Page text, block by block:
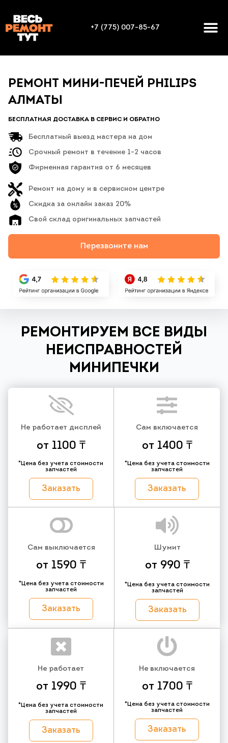
+7 (775) 007-85-67
РЕМОНТ МИНИ-ПЕЧЕЙ PHILIPS
АЛМАТЫ
БЕСПЛАТНАЯ ДОСТАВКА В СЕРВИС И ОБРАТНО
Бесплатный выезд мастера на дом
Срочный ремонт в течение 1-2 часов
Фирменная гарантия от 6 месяцев
Ремонт на дому и в сервисном центре
Скидка за онлайн заказ 20%
Свой склад оригинальных запчастей
Перезвоните нам
РЕМОНТИРУЕМ ВСЕ ВИДЫ
НЕИСПРАВНОСТЕЙ
МИНИПЕЧКИ
Не работает дисплей
от 1100 ₸
*Цена без учета стоимости
запчастей
Заказать
Сам включается
от 1400 ₸
*Цена без учета стоимости
запчастей
Заказать
Сам выключается
от 1590 ₸
*Цена без учета стоимости
запчастей
Заказать
Шумит
от 990 ₸
*Цена без учета стоимости
запчастей
Заказать
Не работает
от 1990 ₸
*Цена без учета стоимости
запчастей
Заказать
Не включается
от 1700 ₸
*Цена без учета стоимости
запчастей
Заказать